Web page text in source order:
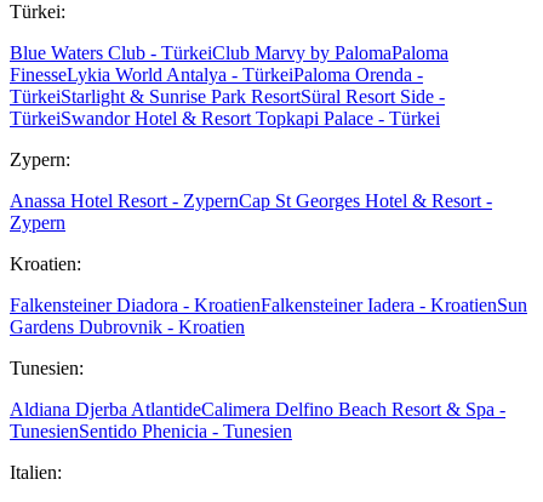
Türkei:
Blue Waters Club - TürkeiClub Marvy by PalomaPaloma
FinesseLykia World Antalya - TürkeiPaloma Orenda -
TürkeiStarlight & Sunrise Park ResortSüral Resort Side -
TürkeiSwandor Hotel & Resort Topkapi Palace - Türkei
Zypern:
Anassa Hotel Resort - ZypernCap St Georges Hotel & Resort -
Zypern
Kroatien:
Falkensteiner Diadora - KroatienFalkensteiner Iadera - KroatienSun
Gardens Dubrovnik - Kroatien
Tunesien:
Aldiana Djerba AtlantideCalimera Delfino Beach Resort & Spa -
TunesienSentido Phenicia - Tunesien
Italien: